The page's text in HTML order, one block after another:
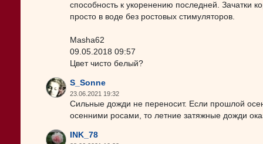
способность к укоренению последней. Зачатки
просто в воде без ростовых стимуляторов.
Masha62
09.05.2018 09:57
Цвет чисто белый?
S_Sonne
23.06.2021 19:32
Сильные дожди не переносит. Если прошлой
осенними росами, то летние затяжные дожди
INK_78